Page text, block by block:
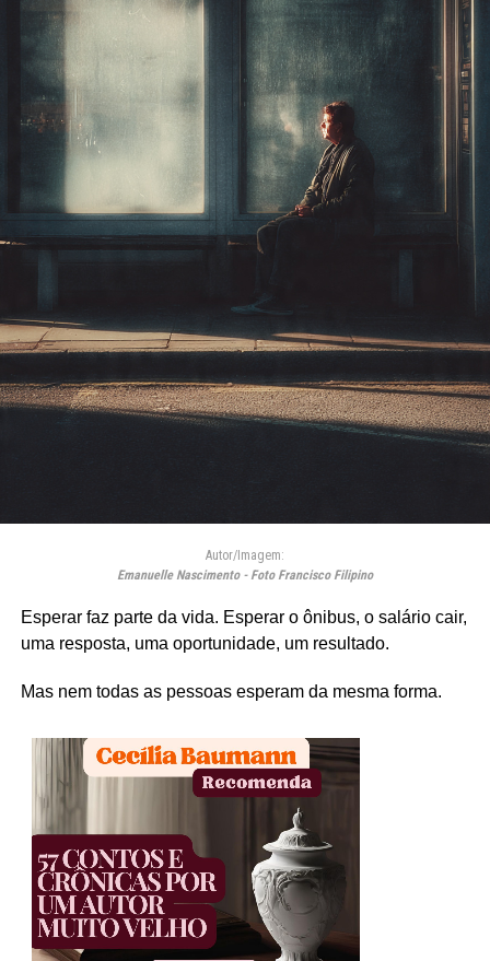
Autor/Imagem:
Emanuelle Nascimento - Foto Francisco Filipino
Esperar faz parte da vida. Esperar o ônibus, o salário cair,
uma resposta, uma oportunidade, um resultado.
Mas nem todas as pessoas esperam da mesma forma.